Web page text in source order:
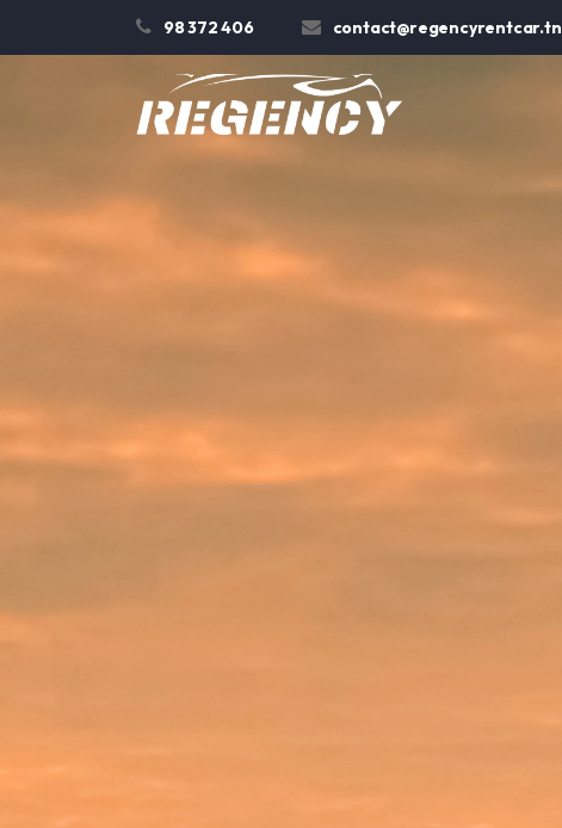
98 372 406 contact@regencyrentcar.tn